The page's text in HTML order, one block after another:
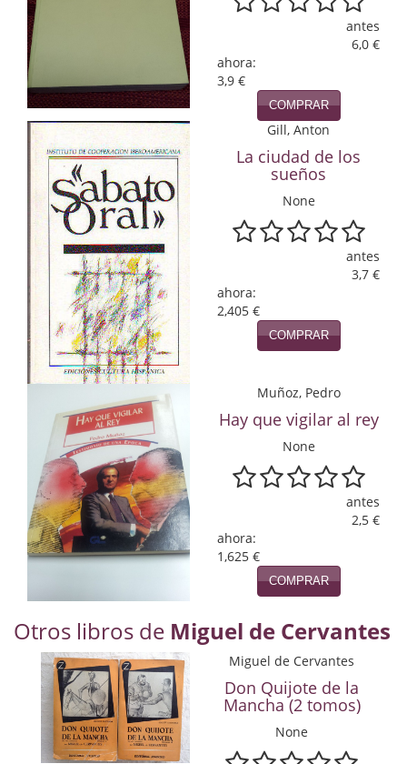
historia
Infantil y juvenil
Infantil y juvenil. Nuevo!!
Infantil y juvenil. Nuevo!!!
Informática
Literatura fantástica
Literatura hispanoamericana
Mafia y espionaje
Matemáticas
Naturaleza
Novela Extranjera
Novela fantástica
Novela negra
Novela romántica
Otros idiomas
Papás, Mamás, bebés...
antes
6,0 €
ahora:
3,9 €
COMPRAR
Gill, Anton
La ciudad de los
sueños
None
antes
3,7 €
ahora:
2,405 €
COMPRAR
Muñoz, Pedro
Hay que vigilar al rey
None
antes
2,5 €
ahora:
1,625 €
COMPRAR
Otros libros de Miguel de Cervantes
Miguel de Cervantes
Don Quijote de la
Mancha (2 tomos)
None